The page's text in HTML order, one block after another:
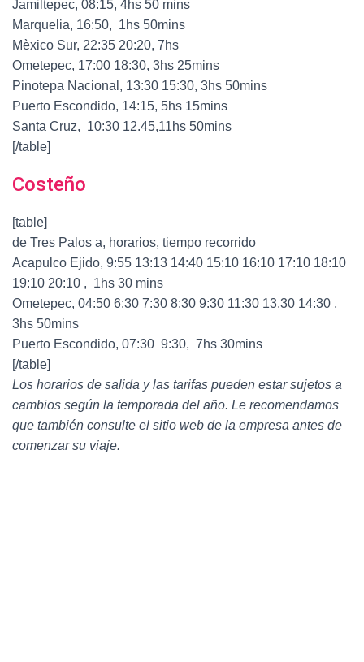
Jamiltepec, 08:15, 4hs 50 mins
Marquelia, 16:50, 1hs 50mins
Mèxico Sur, 22:35 20:20, 7hs
Ometepec, 17:00 18:30, 3hs 25mins
Pinotepa Nacional, 13:30 15:30, 3hs 50mins
Puerto Escondido, 14:15, 5hs 15mins
Santa Cruz, 10:30 12.45,11hs 50mins
[/table]
Costeño
[table]
de Tres Palos a, horarios, tiempo recorrido
Acapulco Ejido, 9:55 13:13 14:40 15:10 16:10 17:10 18:10
19:10 20:10 , 1hs 30 mins
Ometepec, 04:50 6:30 7:30 8:30 9:30 11:30 13.30 14:30 ,
3hs 50mins
Puerto Escondido, 07:30 9:30, 7hs 30mins
[/table]
Los horarios de salida y las tarifas pueden estar sujetos a
cambios según la temporada del año. Le recomendamos
que también consulte el sitio web de la empresa antes de
comenzar su viaje.